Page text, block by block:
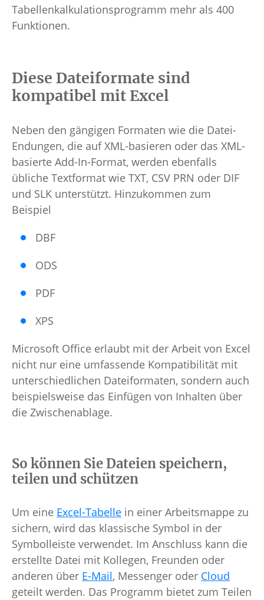
Tabellenkalkulationsprogramm mehr als 400
Funktionen.
Diese Dateiformate sind
kompatibel mit Excel
Neben den gängigen Formaten wie die Datei-
Endungen, die auf XML-basieren oder das XML-
basierte Add-In-Format, werden ebenfalls
übliche Textformat wie TXT, CSV PRN oder DIF
und SLK unterstützt. Hinzukommen zum
Beispiel
DBF
ODS
PDF
XPS
Microsoft Office erlaubt mit der Arbeit von Excel
nicht nur eine umfassende Kompatibilität mit
unterschiedlichen Dateiformaten, sondern auch
beispielsweise das Einfügen von Inhalten über
die Zwischenablage.
So können Sie Dateien speichern,
teilen und schützen
Um eine Excel-Tabelle in einer Arbeitsmappe zu
sichern, wird das klassische Symbol in der
Symbolleiste verwendet. Im Anschluss kann die
erstellte Datei mit Kollegen, Freunden oder
anderen über E-Mail, Messenger oder Cloud
geteilt werden. Das Programm bietet zum Teilen